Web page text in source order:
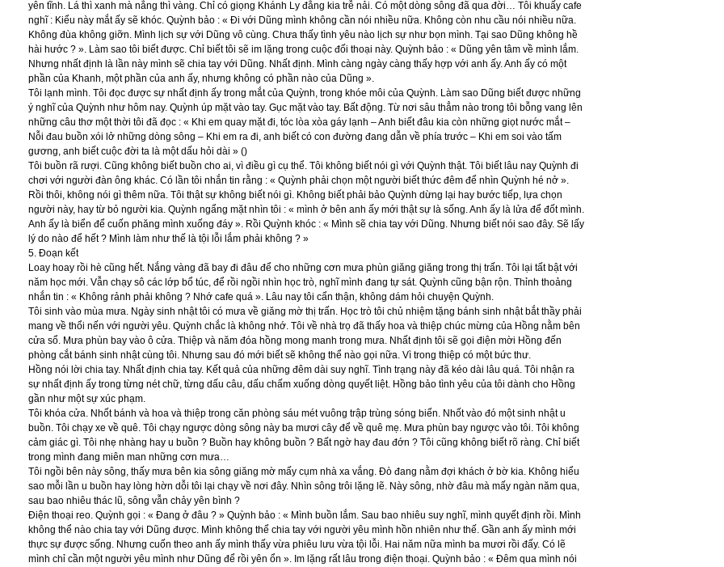
yên tĩnh. Lá thì xanh mà nắng thì vàng. Chỉ có giọng Khánh Ly đằng kia trễ nải. Có một dòng sông đã qua đời… Tôi khuấy cafe
nghĩ : Kiểu này mắt ấy sẽ khóc. Quỳnh bảo : « Đi với Dũng mình không cần nói nhiều nữa. Không còn nhu cầu nói nhiều nữa.
Không đùa không giỡn. Mình lịch sự với Dũng vô cùng. Chưa thấy tình yêu nào lịch sự như bọn mình. Tại sao Dũng không hề
hài hước ? ». Làm sao tôi biết được. Chỉ biết tôi sẽ im lặng trong cuộc đối thoại này. Quỳnh bảo : « Dũng yên tâm về mình lắm.
Nhưng nhất định là lần này mình sẽ chia tay với Dũng. Nhất định. Mình càng ngày càng thấy hợp với anh ấy. Anh ấy có một
phần của Khanh, một phần của anh ấy, nhưng không có phần nào của Dũng ».
Tôi lạnh mình. Tôi đọc được sự nhất định ấy trong mắt của Quỳnh, trong khóe môi của Quỳnh. Làm sao Dũng biết được những
ý nghĩ của Quỳnh như hôm nay. Quỳnh úp mặt vào tay. Gục mặt vào tay. Bất động. Từ nơi sâu thẳm nào trong tôi bỗng vang lên
những câu thơ một thời tôi đã đọc : « Khi em quay mặt đi, tóc lòa xòa gáy lạnh – Anh biết đâu kia còn những giọt nước mắt –
Nỗi đau buồn xói lở những dòng sông – Khi em ra đi, anh biết có con đường đang dẫn về phía trước – Khi em soi vào tấm
gương, anh biết cuộc đời ta là một dấu hỏi dài » ()
Tôi buồn rã rượi. Cũng không biết buồn cho ai, vì điều gì cụ thể. Tôi không biết nói gì với Quỳnh thật. Tôi biết lâu nay Quỳnh đi
chơi với người đàn ông khác. Có lần tôi nhắn tin rằng : « Quỳnh phải chọn một người biết thức đêm để nhìn Quỳnh hé nở ».
Rồi thôi, không nói gì thêm nữa. Tôi thật sự không biết nói gì. Không biết phải bảo Quỳnh dừng lại hay bước tiếp, lựa chọn
người này, hay từ bỏ người kia. Quỳnh ngẩng mặt nhìn tôi : « mình ở bên anh ấy mới thật sự là sống. Anh ấy là lửa để đốt mình.
Anh ấy là biển để cuốn phăng mình xuống đáy ». Rồi Quỳnh khóc : « Mình sẽ chia tay với Dũng. Nhưng biết nói sao đây. Sẽ lấy
lý do nào để hết ? Mình làm như thế là tội lỗi lắm phải không ? »
5. Đoạn kết
Loay hoay rồi hè cũng hết. Nắng vàng đã bay đi đâu để cho những cơn mưa phùn giăng giăng trong thị trấn. Tôi lại tất bật với
năm học mới. Vẫn chạy sô các lớp bổ túc, để rồi ngồi nhìn học trò, nghĩ mình đang tự sát. Quỳnh cũng bận rộn. Thỉnh thoảng
nhắn tin : « Không rảnh phải không ? Nhớ cafe quá ». Lâu nay tôi cẩn thận, không dám hỏi chuyện Quỳnh.
Tôi sinh vào mùa mưa. Ngày sinh nhật tôi có mưa về giăng mờ thị trấn. Học trò tôi chủ nhiệm tặng bánh sinh nhật bắt thầy phải
mang về thổi nến với người yêu. Quỳnh chắc là không nhớ. Tôi về nhà trọ đã thấy hoa và thiệp chúc mừng của Hồng nằm bên
cửa sổ. Mưa phùn bay vào ô cửa. Thiệp và năm đóa hồng mong manh trong mưa. Nhất định tôi sẽ gọi điện mời Hồng đến
phòng cắt bánh sinh nhật cùng tôi. Nhưng sau đó mới biết sẽ không thể nào gọi nữa. Vì trong thiệp có một bức thư.
Hồng nói lời chia tay. Nhất định chia tay. Kết quả của những đêm dài suy nghĩ. Tình trạng này đã kéo dài lâu quá. Tôi nhận ra
sự nhất định ấy trong từng nét chữ, từng dấu câu, dấu chấm xuống dòng quyết liệt. Hồng bảo tình yêu của tôi dành cho Hồng
gần như một sự xúc phạm.
Tôi khóa cửa. Nhốt bánh và hoa và thiệp trong căn phòng sáu mét vuông trập trùng sóng biển. Nhốt vào đó một sinh nhật u
buồn. Tôi chạy xe về quê. Tôi chạy ngược dòng sông này ba mươi cây để về quê mẹ. Mưa phùn bay ngược vào tôi. Tôi không
cảm giác gì. Tôi nhẹ nhàng hay u buồn ? Buồn hay không buồn ? Bất ngờ hay đau đớn ? Tôi cũng không biết rõ ràng. Chỉ biết
trong mình đang miên man những cơn mưa…
Tôi ngồi bên này sông, thấy mưa bên kia sông giăng mờ mấy cụm nhà xa vắng. Đò đang nằm đợi khách ở bờ kia. Không hiểu
sao mỗi lần u buồn hay lòng hờn dỗi tôi lại chạy về nơi đây. Nhìn sông trôi lặng lẽ. Này sông, nhờ đâu mà mấy ngàn năm qua,
sau bao nhiêu thác lũ, sông vẫn chảy yên bình ?
Điện thoại reo. Quỳnh gọi : « Đang ở đâu ? » Quỳnh bảo : « Mình buồn lắm. Sau bao nhiêu suy nghĩ, mình quyết định rồi. Mình
không thể nào chia tay với Dũng được. Mình không thể chia tay với người yêu mình hồn nhiên như thế. Gần anh ấy mình mới
thực sự được sống. Nhưng cuốn theo anh ấy mình thấy vừa phiêu lưu vừa tội lỗi. Hai năm nữa mình ba mươi rồi đấy. Có lẽ
mình chỉ cần một người yêu mình như Dũng để rồi yên ổn ». Im lặng rất lâu trong điện thoại. Quỳnh bảo : « Đêm qua mình nói